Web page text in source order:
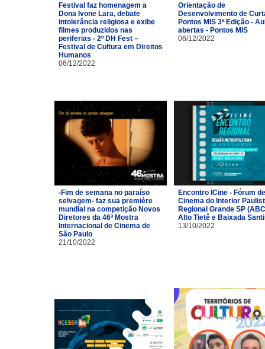
Festival faz homenagem a
Dona Ivone Lara, debate
intolerância religiosa e exibe
filmes produzidos nas
periferias - 2º DH Fest –
Festival de Cultura em Direitos
Humanos
06/12/2022
Orientação de
Desenvolvimento de
Pontos MIS 3ª Edição -
abertas - Pontos MIS
06/12/2022
-Fim de semana no paraíso
selvagem- faz sua première
mundial na competição Novos
Diretores da 46ª Mostra
Internacional de Cinema de
São Paulo
21/10/2022
Encontro ICine - Fórum de
Cinema do Interior
Regional Grande SP
Alto Tietê e Baixada
13/10/2022